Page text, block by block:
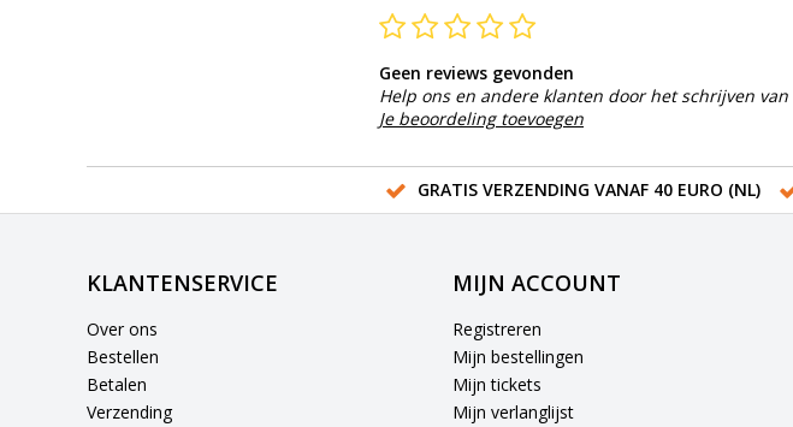
Geen reviews gevonden
Help ons en andere klanten door het schrijven
Je beoordeling toevoegen
GRATIS VERZENDING VANAF 40 EURO (NL)
KLANTENSERVICE
Over ons
Bestellen
Betalen
Verzending
MIJN ACCOUNT
Registreren
Mijn bestellingen
Mijn tickets
Mijn verlanglijst